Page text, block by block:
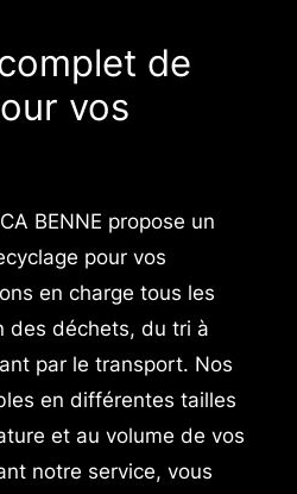
de
vos
BENNE propose un
pour vos
en charge tous les
des déchets, du tri à
par le transport. Nos
en différentes tailles
et au volume de vos
notre service, vous